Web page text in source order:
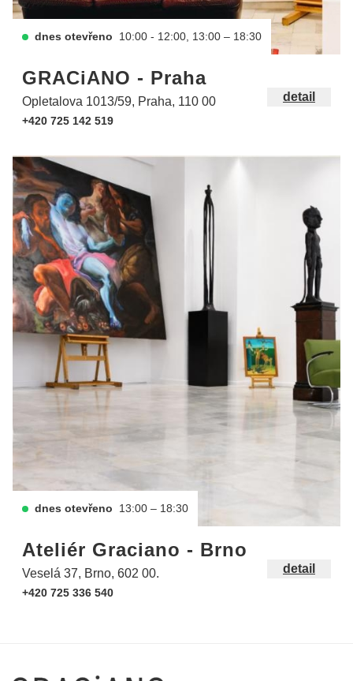
dnes otevřeno 10:00 - 12:00, 13:00 – 18:30
GRACiANO - Praha
Opletalova 1013/59, Praha, 110 00
+420 725 142 519
detail
dnes otevřeno 13:00 – 18:30
Ateliér Graciano - Brno
Veselá 37, Brno, 602 00.
+420 725 336 540
detail